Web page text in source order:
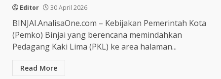
Editor 30 April 2026
BINJAI.AnalisaOne.com – Kebijakan Pemerintah Kota
(Pemko) Binjai yang berencana memindahkan
Pedagang Kaki Lima (PKL) ke area halaman...
Read More